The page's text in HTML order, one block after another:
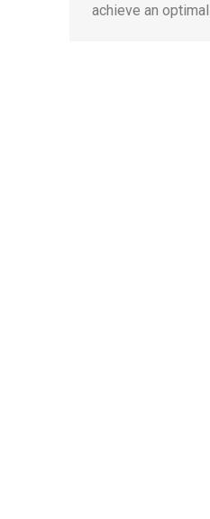
achieve an